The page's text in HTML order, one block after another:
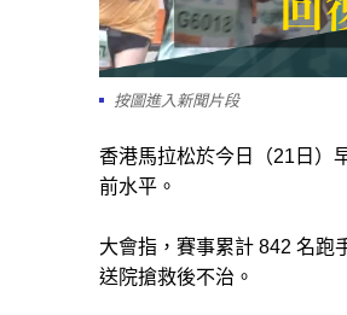
按圖進入新聞片段
香港馬拉松於今日（21日）
前水平。
大會指，賽事累計 842 名跑
送院搶救後不治。